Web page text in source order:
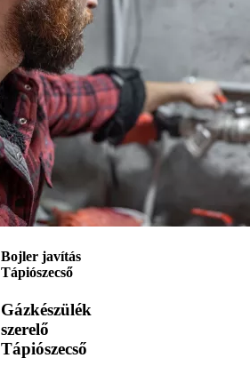
Bojler javítás
Tápiószecső
Gázkészülék
szerelő
Tápiószecső